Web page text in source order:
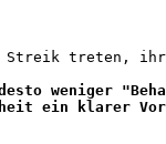
Streik treten,
weniger
ein klarer